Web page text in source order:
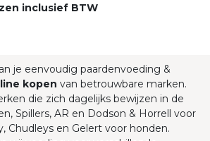
inclusief BTW
je eenvoudig paardenvoeding &
kopen van betrouwbare marken.
die zich dagelijks bewijzen in de
Spillers, AR en Dodson & Horrell voor
Chudleys en Gelert voor honden.